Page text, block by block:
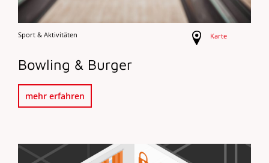
Sport & Aktivitäten Karte
Bowling & Burger
mehr erfahren